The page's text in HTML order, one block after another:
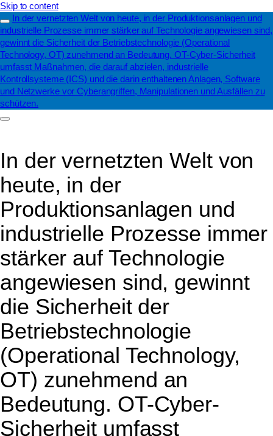
Skip to content
In der vernetzten Welt von heute, in der Produktionsanlagen und
industrielle Prozesse immer stärker auf Technologie angewiesen sind,
gewinnt die Sicherheit der Betriebstechnologie (Operational
Technology, OT) zunehmend an Bedeutung. OT-Cyber-Sicherheit
umfasst Maßnahmen, die darauf abzielen, industrielle
Kontrollsysteme (ICS) und die darin enthaltenen Anlagen, Software
und Netzwerke vor Cyberangriffen, Manipulationen und Ausfällen zu
schützen.
In der vernetzten Welt von
heute, in der
Produktionsanlagen und
industrielle Prozesse immer
stärker auf Technologie
angewiesen sind, gewinnt
die Sicherheit der
Betriebstechnologie
(Operational Technology,
OT) zunehmend an
Bedeutung. OT-Cyber-
Sicherheit umfasst